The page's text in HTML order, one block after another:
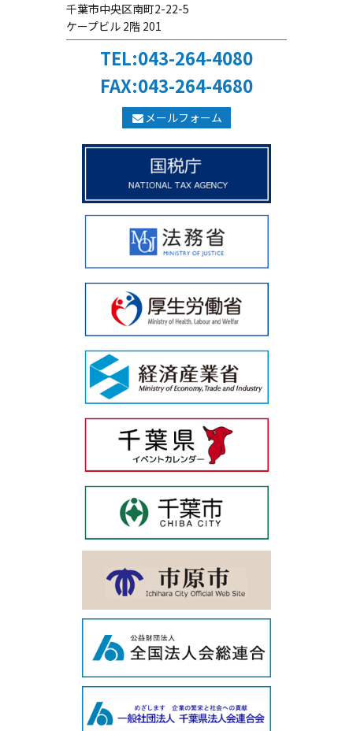
千葉市中央区南町2-22-5
ケープビル 2階 201
TEL:043-264-4080
FAX:043-264-4680
メールフォーム